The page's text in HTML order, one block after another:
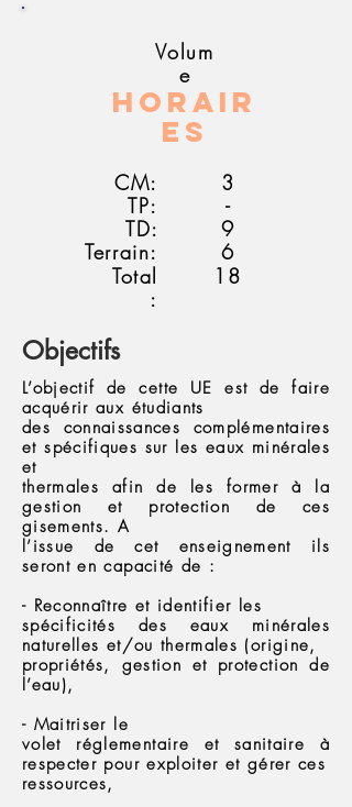
Volum
e
Horair
es
CM:
TP:
TD:
Terrain:
Total
:
3
-
9
6
18
Objectifs
L’objectif de cette UE est de faire
acquérir aux étudiants
des connaissances complémentaires
et spécifiques sur les eaux minérales
et
thermales afin de les former à la
gestion et protection de ces
gisements. A
l’issue de cet enseignement ils
seront en capacité de :
- Reconnaître et identifier les
spécificités des eaux minérales
naturelles et/ou thermales (origine,
propriétés, gestion et protection de
l’eau),
- Maitriser le
volet réglementaire et sanitaire à
respecter pour exploiter et gérer ces
ressources,